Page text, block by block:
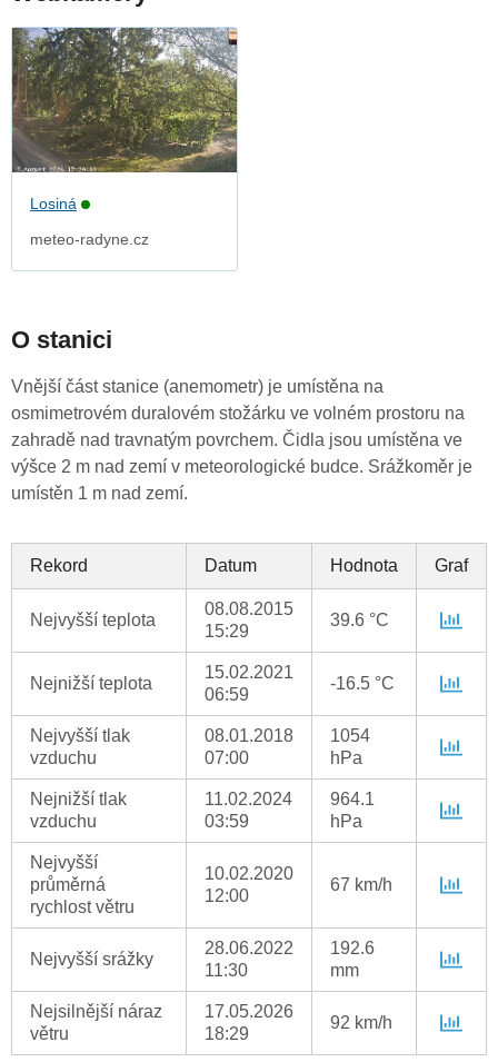
Losiná
meteo-radyne.cz
O stanici
Vnější část stanice (anemometr) je umístěna na
osmimetrovém duralovém stožárku ve volném prostoru na
zahradě nad travnatým povrchem. Čidla jsou umístěna ve
výšce 2 m nad zemí v meteorologické budce. Srážkoměr je
umístěn 1 m nad zemí.
Rekord Datum Hodnota Graf
Nejvyšší teplota
08.08.2015
15:29
39.6 °C
Nejnižší teplota
15.02.2021
06:59
-16.5 °C
Nejvyšší tlak
vzduchu
08.01.2018
07:00
1054
hPa
Nejnižší tlak
vzduchu
11.02.2024
03:59
964.1
hPa
Nejvyšší
průměrná
rychlost větru
10.02.2020
12:00
67 km/h
Nejvyšší srážky
28.06.2022
11:30
192.6
mm
Nejsilnější náraz
větru
17.05.2026
18:29
92 km/h